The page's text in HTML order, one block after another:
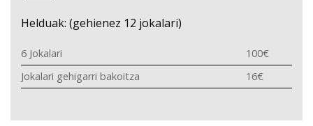
Helduak: (gehienez 12 jokalari)
6 Jokalari
100€
Jokalari gehigarri bakoitza
16€